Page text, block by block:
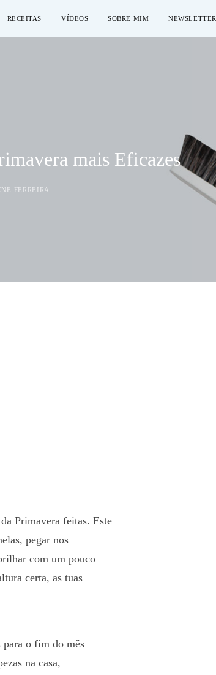
RECEITAS VÍDEOS SOBRE MIM NEWSLETTER
mais Eficazes
FERREIRA
Primavera feitas. Este
pegar nos
com um pouco
certa, as tuas
para o fim do mês
na casa,